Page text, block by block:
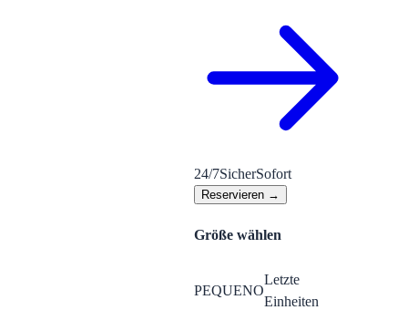
24/7SicherSofort
Reservieren →
Größe wählen
PEQUENO
Letzte
Einheiten